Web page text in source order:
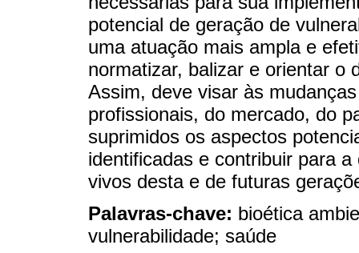
potencial de geração de
uma atuação mais ampla e
normatizar, balizar e orientar o
Assim, deve visar às
profissionais, do mercado, do
suprimidos os aspectos
identificadas e contribuir para
vivos desta e de futuras
Palavras-chave: bioética
vulnerabilidade; saúde